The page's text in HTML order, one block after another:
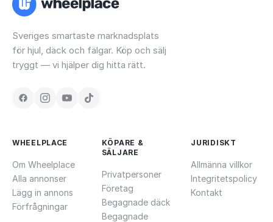
Sveriges smartaste marknadsplats
för hjul, däck och fälgar. Köp och sälj
tryggt — vi hjälper dig hitta rätt.
WHEELPLACE
Om Wheelplace
Alla annonser
Lägg in annons
Förfrågningar
KÖPARE &
SÄLJARE
Privatpersoner
Företag
Begagnade däck
Begagnade
JURIDISKT
Allmänna villkor
Integritetspolicy
Kontakt